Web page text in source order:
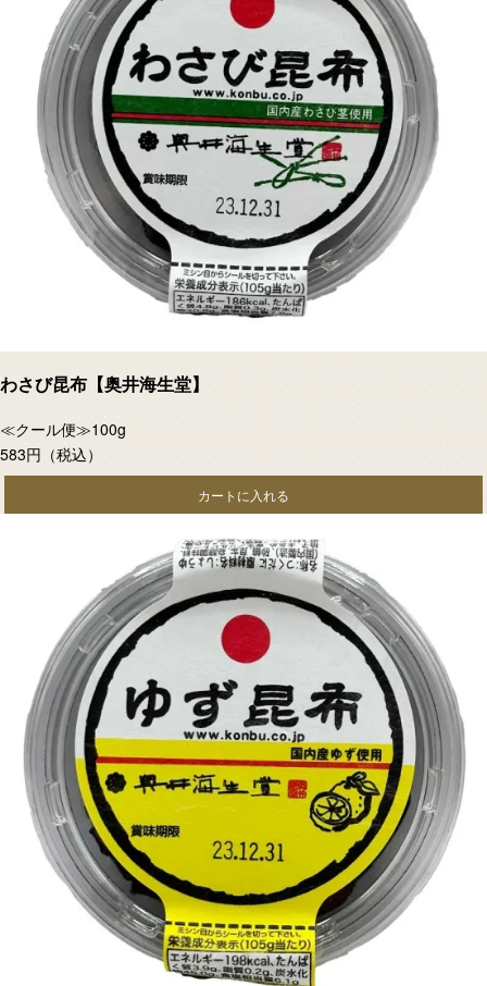
わさび昆布【奥井海生堂】
≪クール便≫100g
583円 （税込）
カートに入れる